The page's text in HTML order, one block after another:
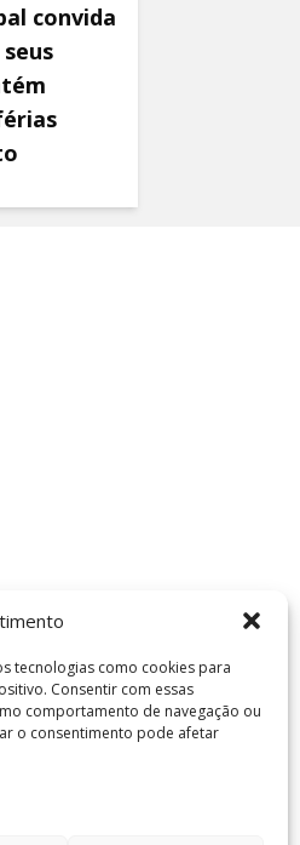
tecnologias como cookies para
Consentir com essas
comportamento de navegação ou
o consentimento pode afetar
convida